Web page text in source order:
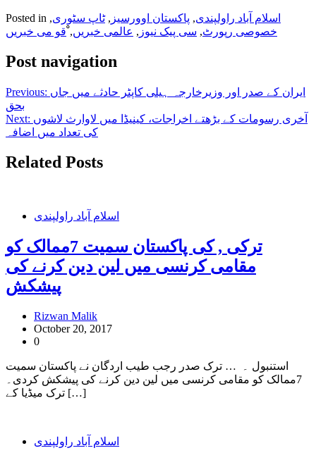
Posted in اسلام آباد راولپندی, پاکستان اوورسیز ,ٹاپ سٹوری,
خصوصی رپورٹ, سی پیک نیوز , عالمی خبریں,ْقو می خبریں
Post navigation
Previous: ایران کے صدر اور وزیرخارجہ ہیلی کاپٹر حادثے میں جاں
بحق
Next: آخری رسومات کے بڑھتے اخراجات، کینیڈا میں لاوارث لاشوں
کی تعداد میں اضافہ
Related Posts
اسلام آباد راولپندی
ترکی , کی پاکستان سمیت 7ممالک کو
مقامی کرنسی میں لین دین کرنے کی
پیشکش
Rizwan Malik
October 20, 2017
0
استنبول ۔ … ترک صدر رجب طیب اردگان نے پاکستان سمیت
7ممالک کو مقامی کرنسی میں لین دین کرنے کی پیشکش کردی۔
ترک میڈیا کے […]
اسلام آباد راولپندی